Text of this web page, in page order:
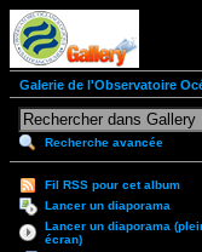
Galerie de l'Observatoire
Recherche avancée
Fil RSS pour cet album
Lancer un diaporama
Lancer un diaporama
écran)